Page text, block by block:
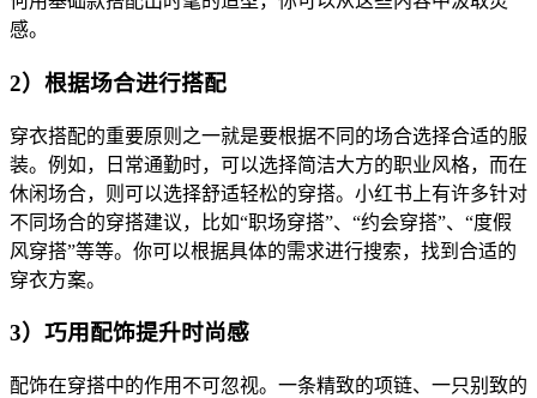
感。
2）根据场合进行搭配
穿衣搭配的重要原则之一就是要根据不同的场合选择合适的服
装。例如，日常通勤时，可以选择简洁大方的职业风格，而在
休闲场合，则可以选择舒适轻松的穿搭。小红书上有许多针对
不同场合的穿搭建议，比如“职场穿搭”、“约会穿搭”、“度假
风穿搭”等等。你可以根据具体的需求进行搜索，找到合适的
穿衣方案。
3）巧用配饰提升时尚感
配饰在穿搭中的作用不可忽视。一条精致的项链、一只别致的